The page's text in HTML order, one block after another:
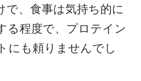
で、食事は気持ち的に
る程度で、プロテイン
にも頼りませんでし